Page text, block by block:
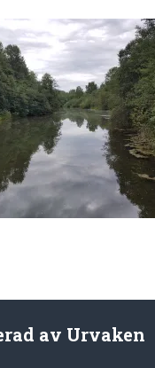
av Urvaken